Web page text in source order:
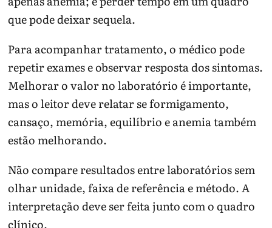
que pode deixar sequela.
Para acompanhar tratamento, o médico pode
repetir exames e observar resposta dos sintomas.
Melhorar o valor no laboratório é importante,
mas o leitor deve relatar se formigamento,
cansaço, memória, equilíbrio e anemia também
estão melhorando.
Não compare resultados entre laboratórios sem
olhar unidade, faixa de referência e método. A
interpretação deve ser feita junto com o quadro
clínico.